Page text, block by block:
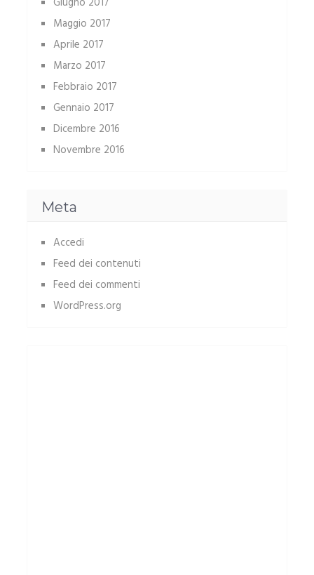
Maggio 2017
Aprile 2017
Marzo 2017
Febbraio 2017
Gennaio 2017
Dicembre 2016
Novembre 2016
Meta
Accedi
Feed dei contenuti
Feed dei commenti
WordPress.org